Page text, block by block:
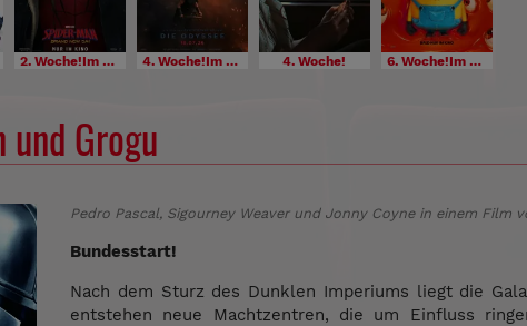
2. Woche!Im Bundesstart 4. Woche!Im Bundesstart 4. Woche! 6. Woche!Im Bundesstart
Grogu
Pedro Pascal, Sigourney Weaver und Jonny Coyne in einem Film
Bundesstart!
Nach dem Sturz des Dunklen Imperiums liegt die
entstehen neue Machtzentren, die um Einfluss